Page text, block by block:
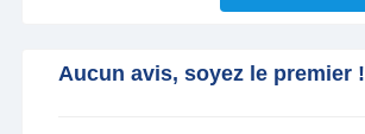
Aucun avis, soyez le premier !